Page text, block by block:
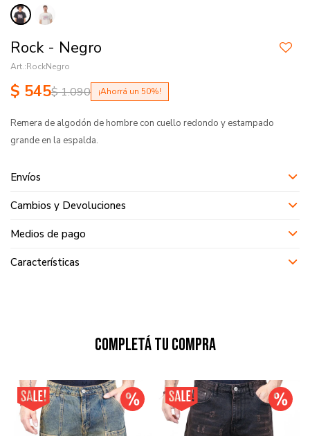
Rock - Negro
RockNegro
$ 545$1.090 50
Remera de algodón de hombre con cuello redondo y estampado
grande en la espalda.
Envíos
Cambios y Devoluciones
Medios de pago
Características
Completá tu compra